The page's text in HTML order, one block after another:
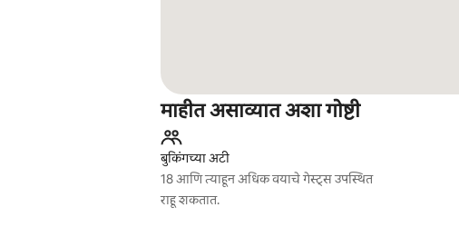
माहीत असाव्यात अशा गोष्टी
बुकिंगच्या अटी
18 आणि त्याहून अधिक वयाचे गेस्ट्स उपस्थित
राहू शकतात.